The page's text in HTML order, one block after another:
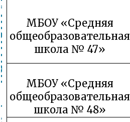
МБОУ «Средняя
общеобразовательная
школа № 47»
МБОУ «Средняя
общеобразовательная
школа № 48»